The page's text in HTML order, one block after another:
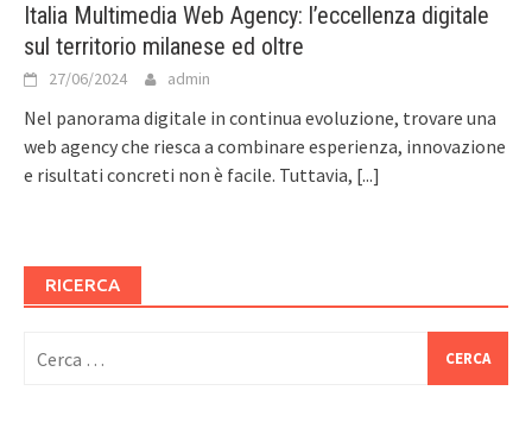
Italia Multimedia Web Agency: l’eccellenza digitale
sul territorio milanese ed oltre
27/06/2024 admin
Nel panorama digitale in continua evoluzione, trovare una
web agency che riesca a combinare esperienza, innovazione
e risultati concreti non è facile. Tuttavia, [...]
RICERCA
per: